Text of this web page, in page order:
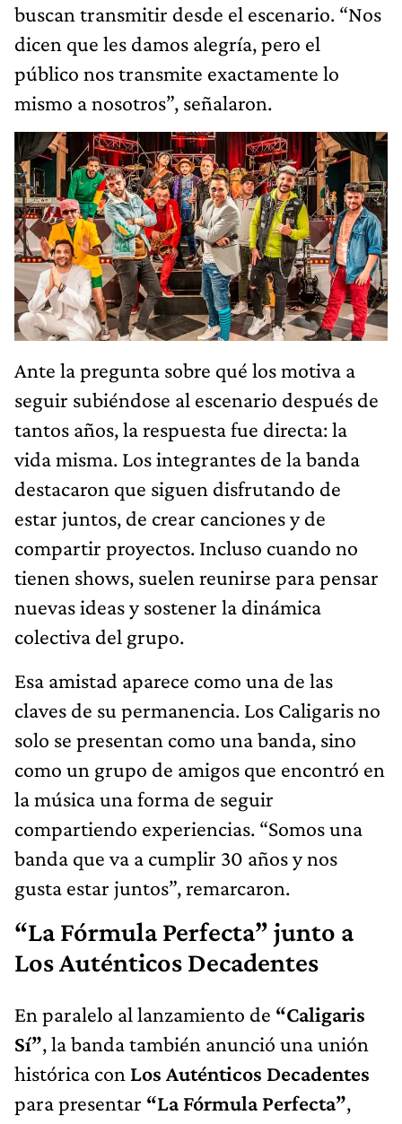
buscan transmitir desde el escenario. “Nos
dicen que les damos alegría, pero el
público nos transmite exactamente lo
mismo a nosotros”, señalaron.
Ante la pregunta sobre qué los motiva a
seguir subiéndose al escenario después de
tantos años, la respuesta fue directa: la
vida misma. Los integrantes de la banda
destacaron que siguen disfrutando de
estar juntos, de crear canciones y de
compartir proyectos. Incluso cuando no
tienen shows, suelen reunirse para pensar
nuevas ideas y sostener la dinámica
colectiva del grupo.
Esa amistad aparece como una de las
claves de su permanencia. Los Caligaris no
solo se presentan como una banda, sino
como un grupo de amigos que encontró en
la música una forma de seguir
compartiendo experiencias. “Somos una
banda que va a cumplir 30 años y nos
gusta estar juntos”, remarcaron.
“La Fórmula Perfecta” junto a
Los Auténticos Decadentes
En paralelo al lanzamiento de “Caligaris
Sí”, la banda también anunció una unión
histórica con Los Auténticos Decadentes
para presentar “La Fórmula Perfecta”,